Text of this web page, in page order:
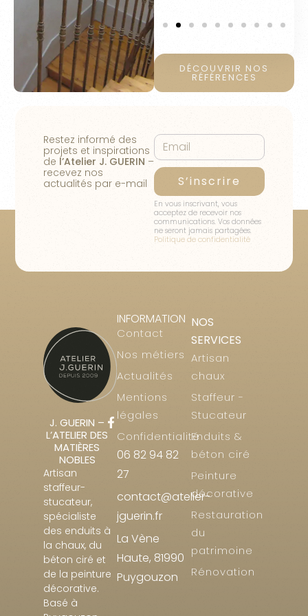
DÉCOUVRIR NOS
RÉFÉRENCES
Restez informé des
projets et inspirations
de l’Atelier J. GUERIN –
recevez nos
actualités par e-mail
S’inscrire
En vous inscrivant, vous
acceptez de recevoir nos
communications. Vos données
ne seront jamais partagées.
Politique de confidentialité
J. GUERIN –
L’ATELIER DES
MATIÈRES
NOBLES
Artisan
staffeur-
stucateur,
spécialiste
des enduits à
la chaux, du
béton ciré et
de la peinture
décorative.
Basé à
INFORMATION
Contact
Nos métiers
Actualités
Mentions
légales
Confidentialité
06 82 94 82
27
contact@atelier-
jguerin.fr
La Vène
Haute, 81990
Puygouzon
NOS
SERVICES
Artisan
chaux
Staffeur -
Stucateur
Enduits &
béton ciré
Peinture
décorative
Restauration
du
patrimoine
Rénovation